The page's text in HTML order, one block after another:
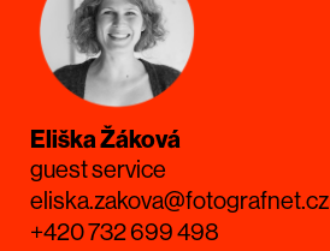
Eliška Žáková
guest service
eliska.zakova@fotografnet.cz
+420 732 699 498